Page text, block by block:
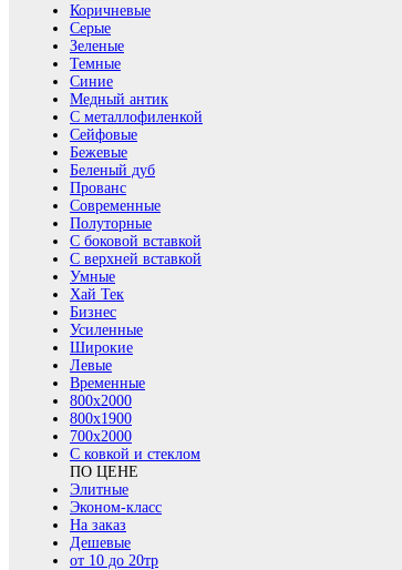
Коричневые
Серые
Зеленые
Темные
Синие
Медный антик
С металлофиленкой
Сейфовые
Бежевые
Беленый дуб
Прованс
Современные
Полуторные
С боковой вставкой
С верхней вставкой
Умные
Хай Тек
Бизнес
Усиленные
Широкие
Левые
Временные
800х2000
800x1900
700x2000
С ковкой и стеклом
ПО ЦЕНЕ
Элитные
Эконом-класс
На заказ
Дешевые
от 10 до 20тр